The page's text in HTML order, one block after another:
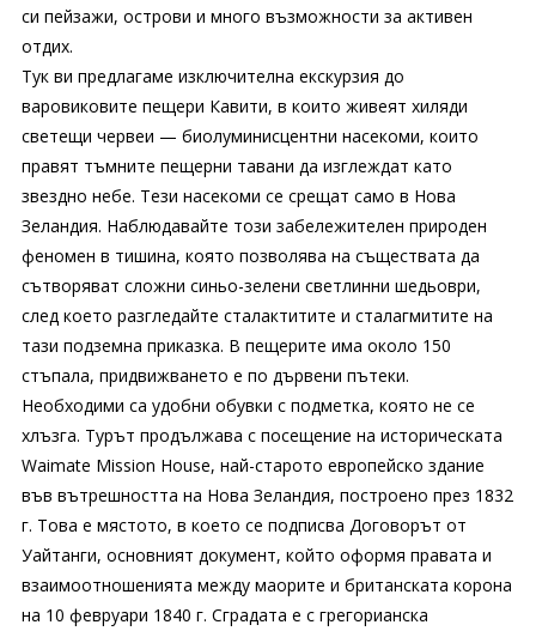
си пейзажи, острови и много възможности за активен
отдих.
Тук ви предлагаме изключителна екскурзия до
варовиковите пещери Кавити, в които живеят хиляди
светещи червеи — биолуминисцентни насекоми, които
правят тъмните пещерни тавани да изглеждат като
звездно небе. Тези насекоми се срещат само в Нова
Зеландия. Наблюдавайте този забележителен природен
феномен в тишина, която позволява на съществата да
сътворяват сложни синьо-зелени светлинни шедьоври,
след което разгледайте сталактитите и сталагмитите на
тази подземна приказка. В пещерите има около 150
стъпала, придвижването е по дървени пътеки.
Необходими са удобни обувки с подметка, която не се
хлъзга. Турът продължава с посещение на историческата
Waimate Mission House, най-старото европейско здание
във вътрешността на Нова Зеландия, построено през 1832
г. Това е мястото, в което се подписва Договорът от
Уайтанги, основният документ, който оформя правата и
взаимоотношенията между маорите и британската корона
на 10 февруари 1840 г. Сградата е с грегорианска